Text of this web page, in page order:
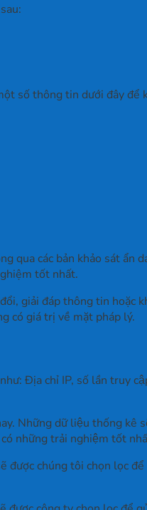
số thông tin dưới đây để
qua các bản khảo sát ẩn
tốt nhất.
giải đáp thông tin hoặc
có giá trị về mặt pháp lý.
Địa chỉ IP, số lần truy
Những dữ liệu thống kê
những trải nghiệm tốt
được chúng tôi chọn lọc